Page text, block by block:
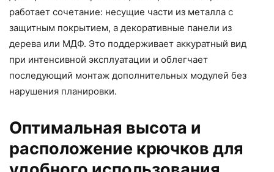
работает сочетание: несущие части из металла с
защитным покрытием, а декоративные панели из
дерева или МДФ. Это поддерживает аккуратный вид
при интенсивной эксплуатации и облегчает
последующий монтаж дополнительных модулей без
нарушения планировки.
Оптимальная высота и
расположение крючков для